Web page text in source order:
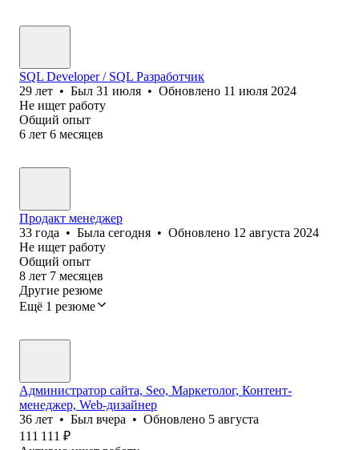
SQL Developer / SQL Разработчик
29 лет • Был 31 июля • Обновлено 11 июля 2024
Не ищет работу
Общий опыт
6 лет 6 месяцев
Продакт менеджер
33 года • Была сегодня • Обновлено 12 августа 2024
Не ищет работу
Общий опыт
8 лет 7 месяцев
Другие резюме
Ещё 1 резюме
Администратор сайта, Seo, Маркетолог, Контент-
менеджер, Web-дизайнер
36 лет • Был вчера • Обновлено 5 августа
111 111 ₽